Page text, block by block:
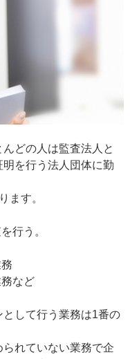
どの人は監査法人と
を行う法人団体に勤
ます。
行う。
など
して行う業務は1番の
れていない業務で企